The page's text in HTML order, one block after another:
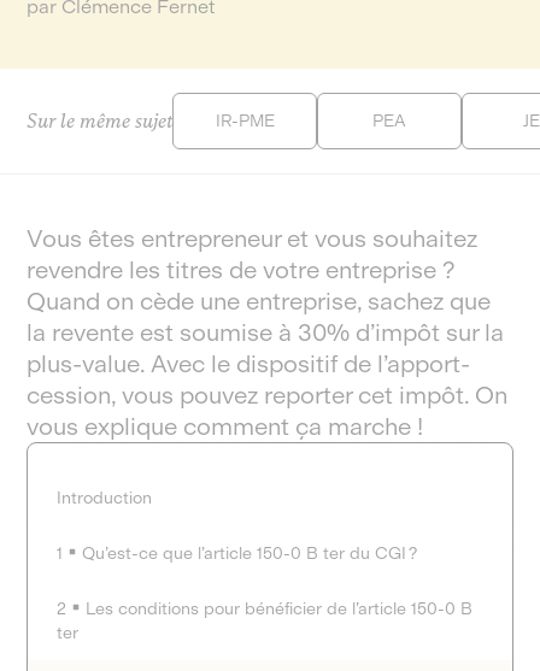
par Clémence Fernet
Sur le même sujet IR-PME PEA
Vous êtes entrepreneur et vous souhaitez
revendre les titres de votre entreprise ?
Quand on cède une entreprise, sachez que
la revente est soumise à 30% d’impôt sur la
plus-value. Avec le dispositif de l’apport-
cession, vous pouvez reporter cet impôt. On
vous explique comment ça marche !
Introduction
1 Qu’est-ce que l’article 150-0 B ter du CGI ?
2
Les conditions pour bénéficier de l’article 150-0 B
ter